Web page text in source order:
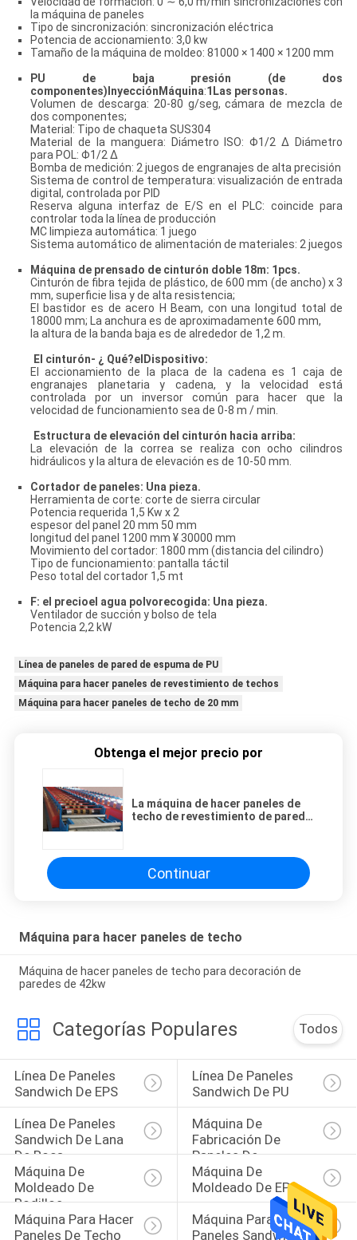
la máquina de paneles
Tipo de sincronización: sincronización eléctrica
Potencia de accionamiento: 3,0 kw
Tamaño de la máquina de moldeo: 81000 × 1400 × 1200 mm
PU de baja presión (de dos
componentes) Inyección Máquina:1 Las personas.
Volumen de descarga: 20-80 g/seg, cámara de mezcla de
dos componentes;
Material: Tipo de chaqueta SUS304
Material de la manguera: Diámetro ISO: Φ1/2 ∆ Diámetro
para POL: Φ1/2 ∆
Bomba de medición: 2 juegos de engranajes de alta precisión
Sistema de control de temperatura: visualización de entrada
digital, controlada por PID
Reserva alguna interfaz de E/S en el PLC: coincide para
controlar toda la línea de producción
MC limpieza automática: 1 juego
Sistema automático de alimentación de materiales: 2 juegos
Máquina de prensado de cinturón doble 18m: 1pcs.
Cinturón de fibra tejida de plástico, de 600 mm (de ancho) x 3
mm, superficie lisa y de alta resistencia;
El bastidor es de acero H Beam, con una longitud total de
18000 mm; La anchura es de aproximadamente 600 mm,
la altura de la banda baja es de alrededor de 1,2 m.
El cinturón- ¿ Qué?el Dispositivo:
El accionamiento de la placa de la cadena es 1 caja de
engranajes planetaria y cadena, y la velocidad está
controlada por un inversor común para hacer que la
velocidad de funcionamiento sea de 0-8 m / min.
Estructura de elevación del cinturón hacia arriba:
La elevación de la correa se realiza con ocho cilindros
hidráulicos y la altura de elevación es de 10-50 mm.
Cortador de paneles: Una pieza.
Herramienta de corte: corte de sierra circular
Potencia requerida 1,5 Kw x 2
espesor del panel 20 mm 50 mm
longitud del panel 1200 mm ¥ 30000 mm
Movimiento del cortador: 1800 mm (distancia del cilindro)
Tipo de funcionamiento: pantalla táctil
Peso total del cortador 1,5 mt
F: el precioel agua polvorecogida: Una pieza.
Ventilador de succión y bolso de tela
Potencia 2,2 kW
Línea de paneles de pared de espuma de PU
Máquina para hacer paneles de revestimiento de techos
Máquina para hacer paneles de techo de 20 mm
Obtenga el mejor precio por
La máquina de hacer paneles de
techo de revestimiento de pared
Continuar
Máquina para hacer paneles de techo
Máquina de hacer paneles de techo para decoración de
paredes de 42kw
Categorías Populares Todos
Línea De Paneles
Sandwich De EPS
Línea De Paneles
Sandwich De PU
Línea De Paneles
Sandwich De Lana
De Roca
Máquina De
Fabricación De
Paneles De
Refrigeración
Máquina De
Moldeado De
Rodillos
Máquina De
Moldeado De EPS
Máquina Para Hacer
Paneles De Techo
Máquina Para
Paneles Sandwich